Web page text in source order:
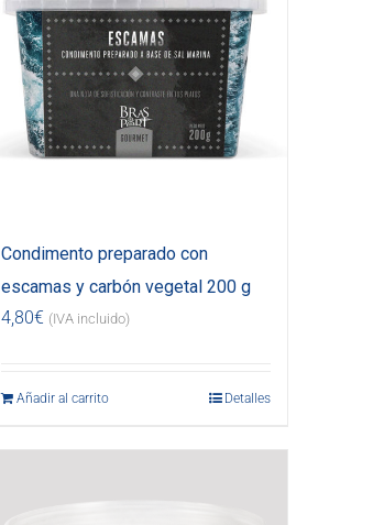
Condimento preparado con
escamas y carbón vegetal 200 g
4,80€ (IVA incluido)
Añadir al carrito Detalles